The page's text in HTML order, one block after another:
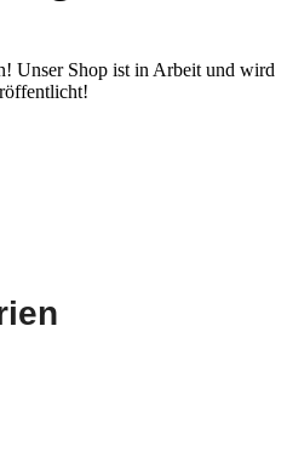
Unser Shop ist in Arbeit und wird